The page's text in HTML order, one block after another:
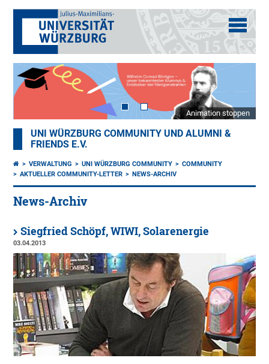
Animation stoppen
UNI WÜRZBURG COMMUNITY UND ALUMNI &
FRIENDS E.V.
VERWALTUNG UNI WÜRZBURG COMMUNITY
COMMUNITY
AKTUELLER COMMUNITY-LETTER
NEWS-ARCHIV
News-Archiv
Siegfried Schöpf, WIWI, Solarenergie
03.04.2013